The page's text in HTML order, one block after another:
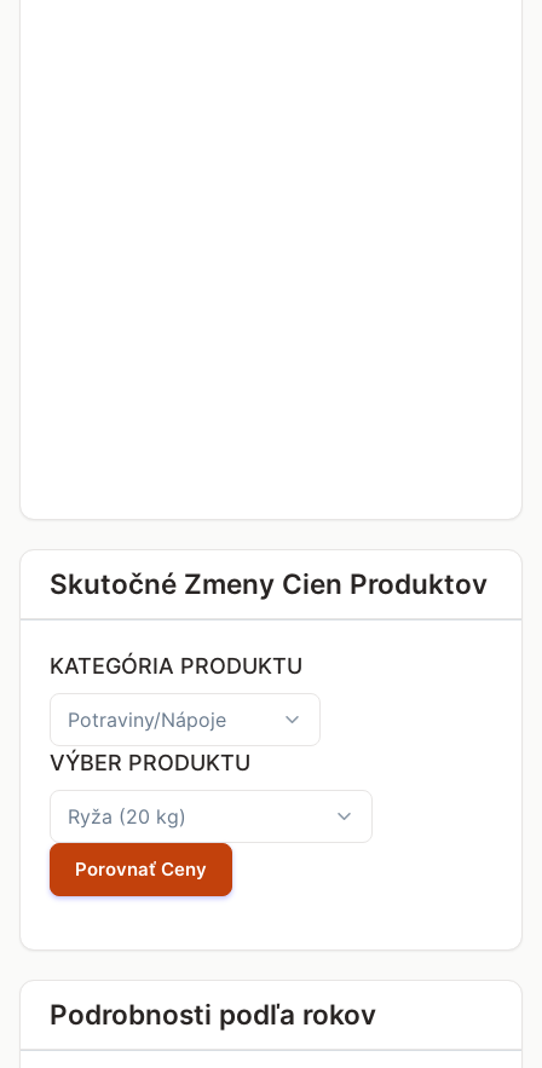
Skutočné Zmeny Cien Produktov
KATEGÓRIA PRODUKTU
VÝBER PRODUKTU
Porovnať Ceny
Podrobnosti podľa rokov